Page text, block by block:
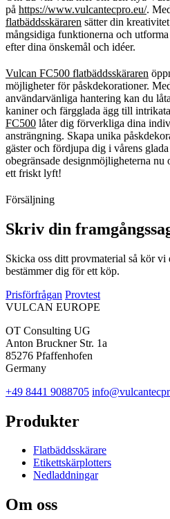
på https://www.vulcantecpro.eu/.
flatbäddsskäraren sätter din
mångsidiga funktionerna och
efter dina önskemål och idéer.
Vulcan FC500 flatbäddsskäraren
möjligheter för påskdekorationer.
användarvänliga hantering kan du
kaniner och färgglada ägg till
FC500 låter dig förverkliga dina
ansträngning. Skapa unika
gäster och fördjupa dig i vårens
obegränsade designmöjligheterna
ett friskt lyft!
Försäljning
Skriv din
Skicka oss ditt provmaterial så kör vi
bestämmer dig för ett köp.
Prisförfrågan Provtest
VULCAN EUROPE
OT Consulting UG
Anton Bruckner Str. 1a
85276 Pfaffenhofen
Germany
+49 8441 9088705
Produkter
Flatbäddsskärare
Etikettskärplotters
Nedladdningar
Om oss